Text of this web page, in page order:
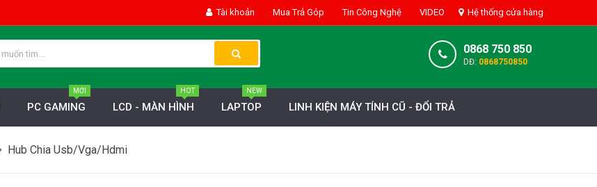
Tài khoản Mua Trả Góp Tin Công Nghệ VIDEO Hệ thống cửa hàng
0868 750 850
DĐ: 0868750850
PC GAMING
MỚI
LCD - MÀN HÌNH
HOT
LAPTOP
NEW
LINH KIỆN MÁY TÍNH CŨ - ĐỔI TRẢ
Hub Chia Usb/Vga/Hdmi